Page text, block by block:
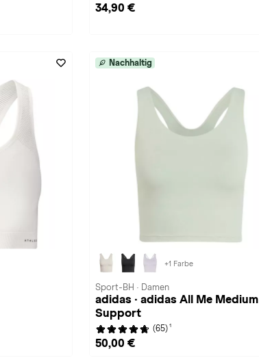
34,90 €
Nachhaltig
+1 Farbe
Sport-BH · Damen
adidas · adidas All Me Medium
Support
(65) 1
50,00 €